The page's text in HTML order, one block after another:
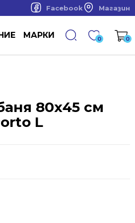
Facebook Магазин
МАРКИ 0 0
80х45 см
L